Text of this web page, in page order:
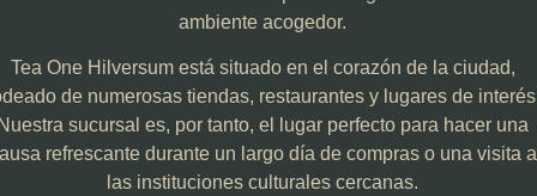
ambiente acogedor.
Tea One Hilversum está situado en el corazón de la ciudad,
de numerosas tiendas, restaurantes y lugares de
Nuestra sucursal es, por tanto, el lugar perfecto para hacer una
refrescante durante un largo día de compras o una visita a
las instituciones culturales cercanas.